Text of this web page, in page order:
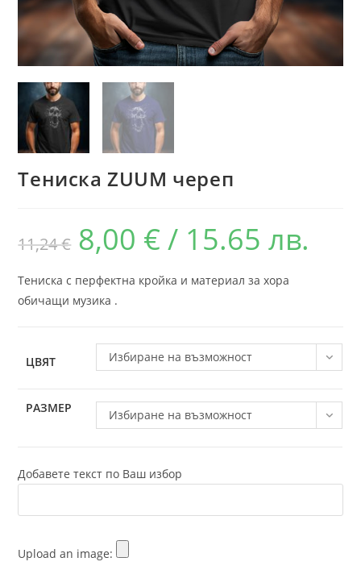
Тениска ZUUM череп
11,24€ 8,00 € / 15.65 лв.
Тениска с перфектна кройка и материал за хора
обичащи музика .
ЦВЯТ Избиране на възможност
РАЗМЕР Избиране на възможност
Добавете текст по Ваш избор
Upload an image: